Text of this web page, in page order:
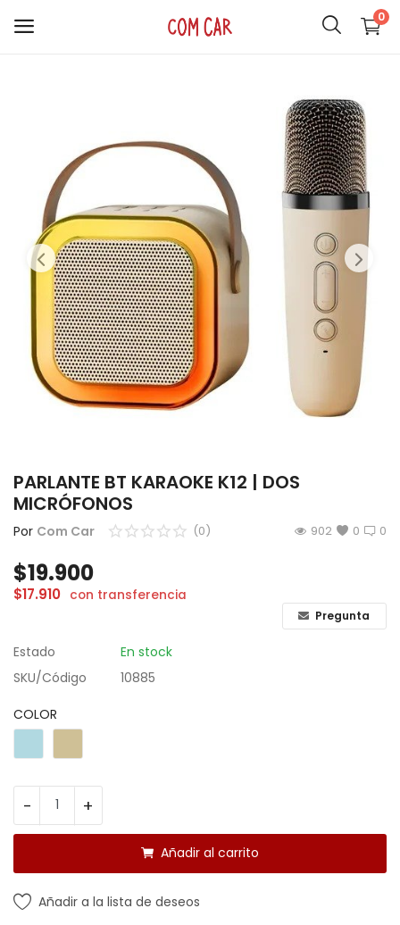
0
HOGAR
AUDIO
SMARTWATCH
COMPUTACIÓN
ILUMINACIÓN
SOPORTES
INFANTIL
Contacto
Registrarse
Localización
PARLANTE BT KARAOKE K12 | DOS
MICRÓFONOS
Por Com Car 0
(0) 0
902
$19.900
$17.910 con transferencia
Pregunta
Estado
En stock
SKU/Código
10885
COLOR
- +
Añadir al carrito
Añadir a la lista de deseos